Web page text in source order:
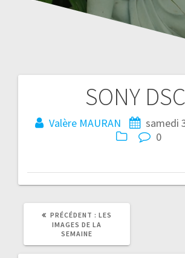
SONY DSC
Valère MAURAN
samedi
0
Navigation
de
PRÉCÉDENT : ARTICLE
PRÉCÉDENT
LES
IMAGES DE LA
SEMAINE